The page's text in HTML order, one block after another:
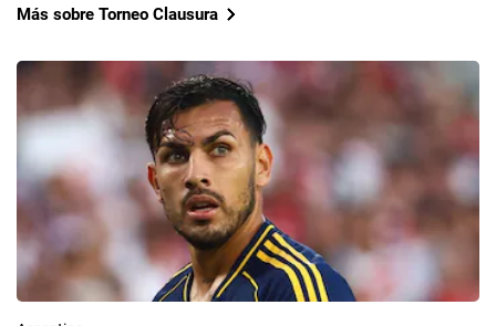
Más sobre Torneo Clausura